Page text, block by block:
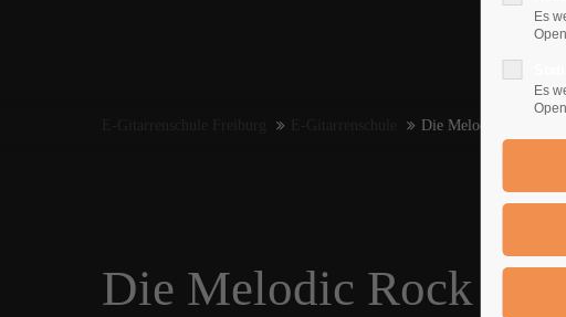
Die Melodic Rock
Die Melodic Rock
Es
Es